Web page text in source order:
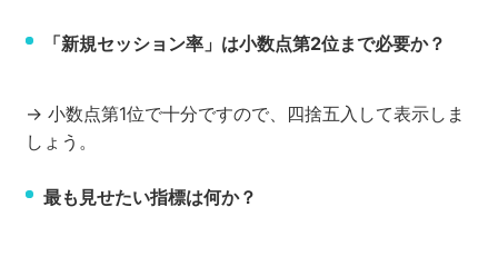
「新規セッション率」は小数点第2位まで必要か？
→ 小数点第1位で十分ですので、四捨五入して表示しま
しょう。
最も見せたい指標は何か？